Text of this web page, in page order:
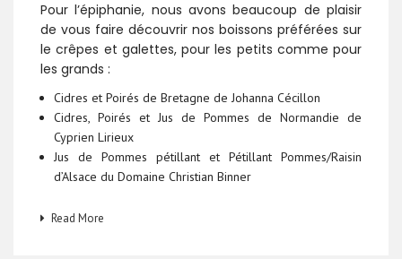
Pour l’épiphanie, nous avons beaucoup de plaisir
de vous faire découvrir nos boissons préférées sur
le crêpes et galettes, pour les petits comme pour
les grands :
Cidres et Poirés de Bretagne de Johanna Cécillon
Cidres, Poirés et Jus de Pommes de Normandie de
Cyprien Lirieux
Jus de Pommes pétillant et Pétillant Pommes/Raisin
d’Alsace du Domaine Christian Binner
Read More